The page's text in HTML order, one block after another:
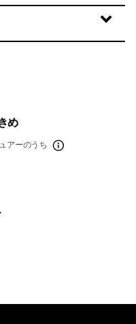
め
アーのうち